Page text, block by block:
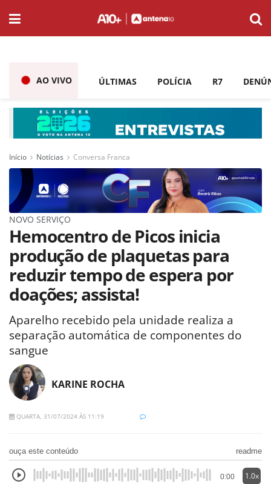
AO VIVO ÚLTIMAS POLÍCIA R7
Início Notícias Conversa Franca
NOVO SERVIÇO
Hemocentro de Picos inicia
produção de plaquetas para
reduzir tempo de espera por
doações; assista!
Aparelho recebido pela unidade realiza a
separação automática de componentes do
sangue
KARINE ROCHA
QUARTA, 31/07/2024 ÀS 11:19
ouça este conteúdo readme
0:00 1.0x